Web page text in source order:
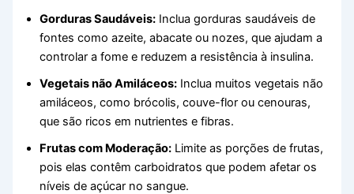
Gorduras Saudáveis: Inclua gorduras saudáveis de
fontes como azeite, abacate ou nozes, que ajudam a
controlar a fome e reduzem a resistência à insulina.
Vegetais não Amiláceos: Inclua muitos vegetais não
amiláceos, como brócolis, couve-flor ou cenouras,
que são ricos em nutrientes e fibras.
Frutas com Moderação: Limite as porções de frutas,
pois elas contêm carboidratos que podem afetar os
níveis de açúcar no sangue.